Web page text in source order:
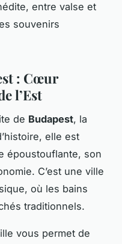
entre valse et
souvenirs
: Cœur
l’Est
de Budapest, la
elle est
époustouflante, son
C’est une ville
où les bains
traditionnels.
vous permet de